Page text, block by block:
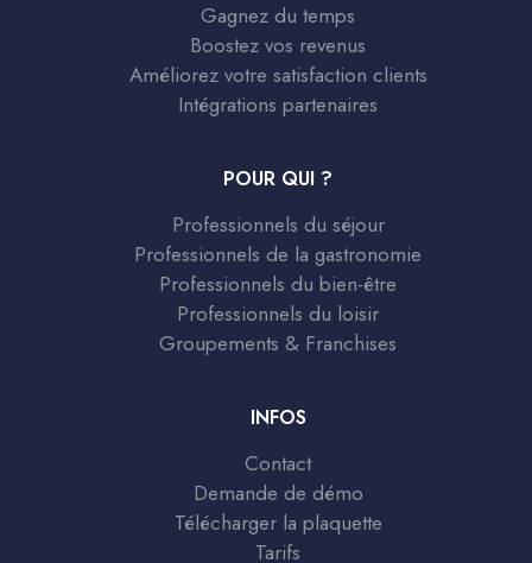
Gagnez du temps
Boostez vos revenus
Améliorez votre satisfaction clients
Intégrations partenaires
POUR QUI ?
Professionnels du séjour
Professionnels de la gastronomie
Professionnels du bien-être
Professionnels du loisir
Groupements & Franchises
INFOS
Contact
Demande de démo
Télécharger la plaquette
Tarifs